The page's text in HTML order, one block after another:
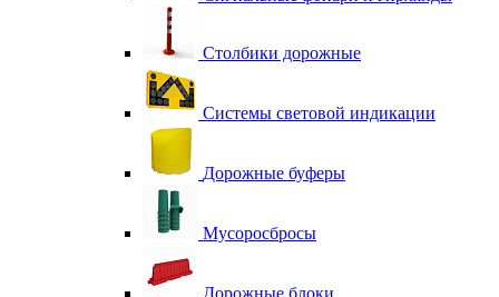
Столбики дорожные
Системы световой индикации
Дорожные буферы
Мусоросбросы
Дорожные блоки